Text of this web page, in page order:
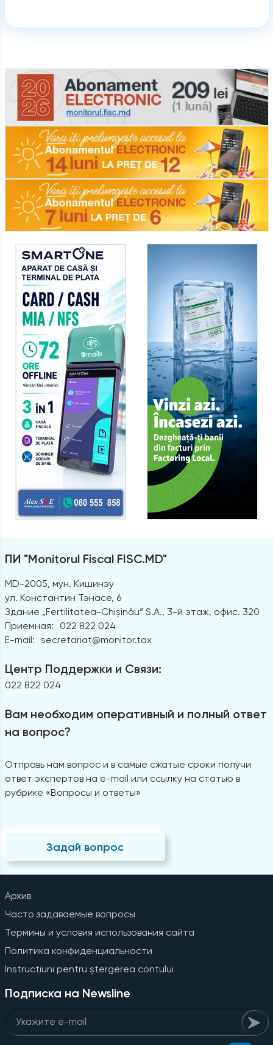
ПИ "Monitorul Fiscal FISC.MD"
MD-2005, мун. Кишинэу
ул. Константин Тэнасе, 6
Здание „Fertilitatea-Chișinău” S.A., 3-й этаж, офис. 320
Приемная:
022 822 024
E-mail: secretariat@monitor.tax
Центр Поддержки и Связи:
022 822 024
Вам необходим оперативный и полный ответ
на вопрос?
Отправь нам вопрос и в самые сжатые сроки получи
ответ экспертов на e-mail или ссылку на статью в
рубрике «Вопросы и ответы»
Задай вопрос
Архив
Часто задаваемые вопросы
Термины и условия использования сайта
Политика конфиденциальности
Instrucțiuni pentru ștergerea contului
Подписка на Newsline